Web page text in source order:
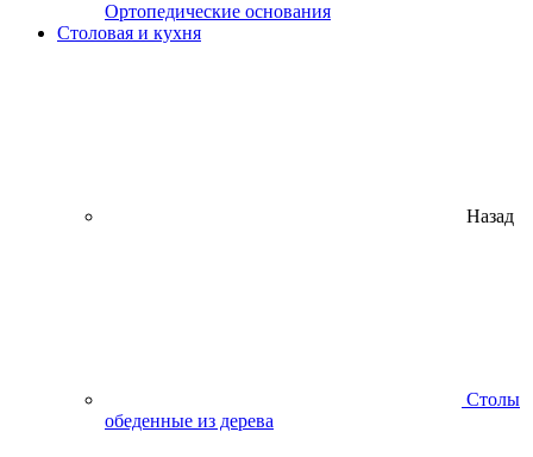
Ортопедические основания
Столовая и кухня
Назад
Столы
обеденные из дерева